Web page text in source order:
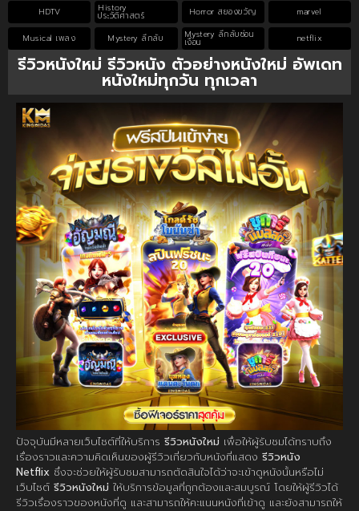
HDTV
History
ประวัติศาสตร์ Horror สยองขวัญ marvel
Musical เพลง Mystery ลึกลับ Mystery ลึกลับซ่อน
เงื่อน netflix
รีวิวหนังใหม่ รีวิวหนัง ตัวอย่างหนังใหม่ อัพเดท
หนังใหม่ทุกวัน ทุกเวลา
ปัจจุบันมีหลายเว็บไซต์ที่ให้บริการ รีวิวหนังใหม่ เพื่อให้ผู้รับชมได้ทราบถึง
เรื่องราวและความคิดเห็นของผู้รีวิวเกี่ยวกับหนังที่แสดง รีวิวหนัง
Netflix ซึ่งจะช่วยให้ผู้รับชมสามารถตัดสินใจได้ว่าจะเข้าดูหนังนั้นหรือไม่
เว็บไซต์ รีวิวหนังใหม่ ให้บริการข้อมูลที่ถูกต้องและสมบูรณ์ โดยให้ผู้รีวิวได้
รีวิวเรื่องราวของหนังที่ดู และสามารถให้คะแนนหนังที่เข้าดู และยังสามารถให้